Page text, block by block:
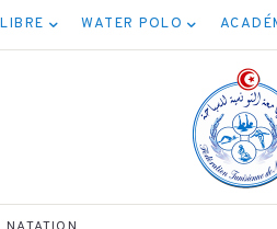
WATER POLO